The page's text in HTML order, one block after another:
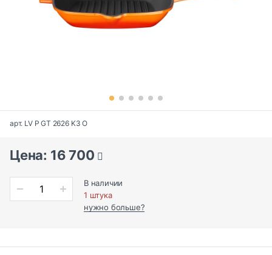
арт. LV P GT 2626 K3 O
Цена: 16 700
В наличии
1 штука
нужно больше?